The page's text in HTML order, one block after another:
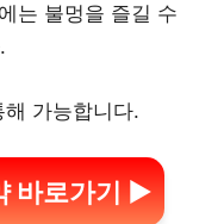
는 불멍을 즐길 수
가능합니다.
바로가기 ▶